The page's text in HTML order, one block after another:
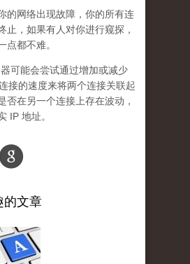
的网络出现故障，你的所有连
止，如果有人对你进行窥探，
点都不难。
可能会尝试通过增加或减少
接的速度来将两个连接关联起
否在另一个连接上存在波动，
IP 地址。
的文章